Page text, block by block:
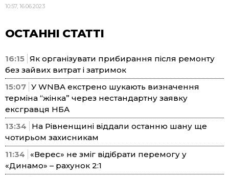
10:57, 16.06.2023
ОСТАННІ СТАТТІ
16:15 Як організувати прибирання після ремонту
без зайвих витрат і затримок
15:07 У WNBA екстрено шукають визначення
терміна “жінка” через нестандартну заявку
ексгравця НБА
13:34
На Рівненщині віддали останню шану ще
чотирьом захисникам
11:34
«Верес» не зміг відібрати перемогу у
«Динамо» – рахунок 2:1